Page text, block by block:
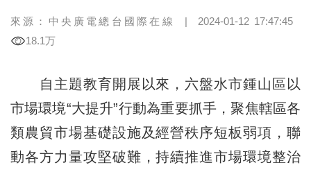
來源：中央廣電總台國際在線 | 2024-01-12 17:47:45
18.1万
自主題教育開展以來，六盤水市鍾山區以
市場環境“大提升”行動為重要抓手，聚焦轄區各
類農貿市場基礎設施及經營秩序短板弱項，聯
動各方力量攻堅破難，持續推進市場環境整治